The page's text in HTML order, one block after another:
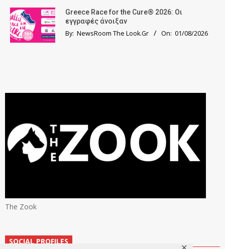
Greece Race for the Cure® 2026: Οι
εγγραφές άνοιξαν
By: NewsRoom The Look.Gr On: 01/08/2026
The Zook
SOCIAL PROFILES